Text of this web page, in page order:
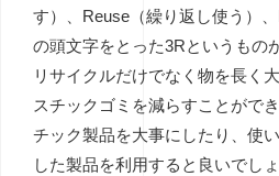
す）、Reuse（繰り返し使う）
の頭文字をとった3Rというもの
リサイクルだけでなく物を長く
スチックゴミを減らすことがで
チック製品を大事にしたり、使
した製品を利用すると良いでしょ